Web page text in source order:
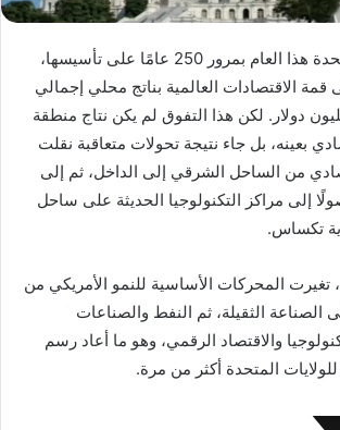
تحتفل الولايات المتحدة هذا العام بمرور 250 عامًا على تأسيسها،
قمة الاقتصادات العالمية بناتج محلي إجمالي
من 30.8 تريليون دولار. لكن هذا التفوق لم يكن نتاج منطقة
بعينه، بل جاء نتيجة تحولات متعاقبة نقلت
من الساحل الشرقي إلى الداخل، ثم إلى
إلى مراكز التكنولوجيا الحديثة على ساحل
تكساس.
المحركات الأساسية للنمو الأمريكي من
الصناعة الثقيلة، ثم النفط والصناعات
والاقتصاد الرقمي، وهو ما أعاد رسم
المتحدة أكثر من مرة.